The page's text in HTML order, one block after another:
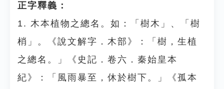
正字釋義：
1. 木本植物之總名。如：「樹木」、「樹
梢」。《說文解字．木部》：「樹，生植
之總名。」《史記．卷六．秦始皇本
紀》：「風雨暴至，休於樹下。」《孤本